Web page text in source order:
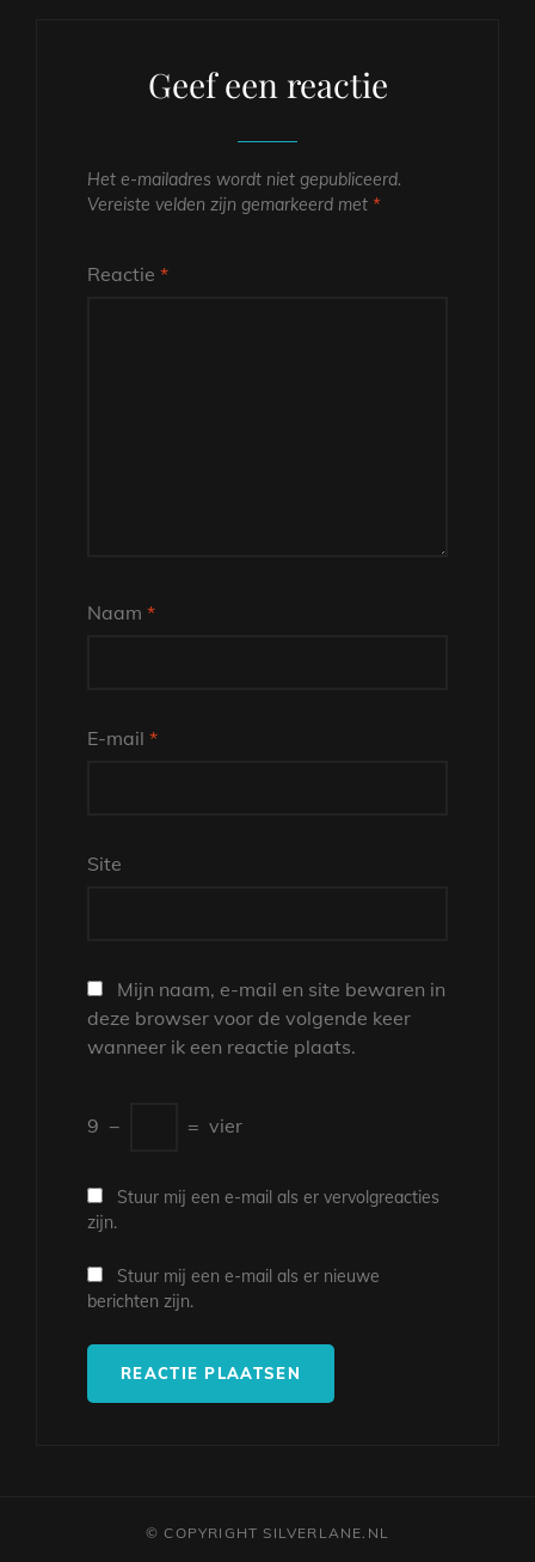
Geef een reactie
Het e-mailadres wordt niet gepubliceerd.
Vereiste velden zijn gemarkeerd met *
Reactie *
Naam *
E-mail *
Site
Mijn naam, e-mail en site bewaren in
deze browser voor de volgende keer
wanneer ik een reactie plaats.
9 − = vier
Stuur mij een e-mail als er vervolgreacties
zijn.
Stuur mij een e-mail als er nieuwe
berichten zijn.
© COPYRIGHT SILVERLANE.NL